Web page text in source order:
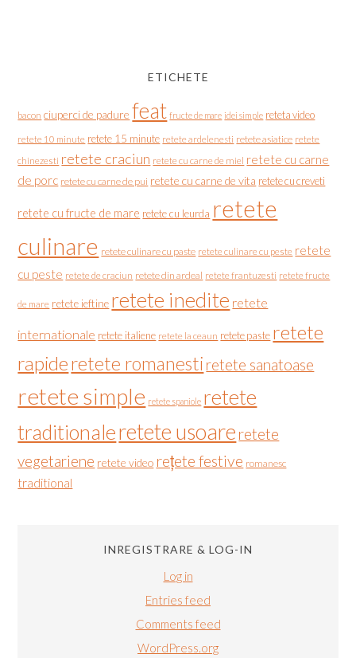
ETICHETE
bacon ciuperci de padure feat fructe de mare idei simple reteta video
retete 10 minute retete 15 minute retete ardelenesti retete asiatice retete
chinezesti retete craciun retete cu carne de miel retete cu carne
de porc retete cu carne de pui retete cu carne de vita retete cu creveti
retete cu fructe de mare retete cu leurda retete
culinare retete culinare cu paste retete culinare cu peste retete
cu peste retete de craciun retete din ardeal retete frantuzesti retete fructe
de mare retete ieftine retete inedite retete
internationale retete italiene retete la ceaun retete paste retete
rapideretete romanesti retete sanatoase
retete simple retete spaniole retete
traditionaleretete usoare retete
vegetariene retete video rețete festive romanesc
traditional
INREGISTRARE & LOG-IN
Log in
Entries feed
Comments feed
WordPress.org